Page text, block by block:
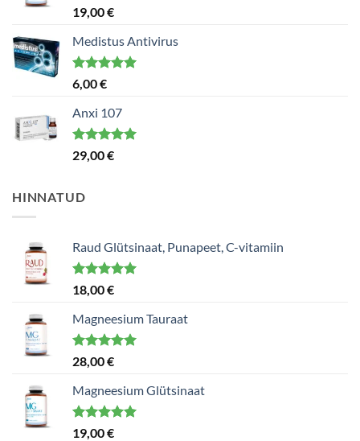
Hinnanguga
5.00
19,00€
Medistus Antivirus
Hinnanguga
5.00
6,00€
Anxi 107
Hinnanguga
5.00
29,00€
HINNATUD
Raud Glütsinaat, Punapeet, C-vitamiin
Hinnanguga
5.00
18,00€
Magneesium Tauraat
Hinnanguga
5.00
28,00€
Magneesium Glütsinaat
Hinnanguga
19,00€